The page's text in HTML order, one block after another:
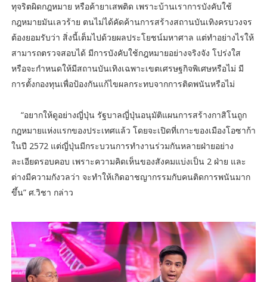
ทุจริตผิดกฎหมาย หรือค้ายาเสพติด เพราะบ้านเราการบังคับใช้
กฎหมายมันเลวร้าย ตนไม่ได้คัดค้านการสร้างสถานบันเทิงครบวงจร
ต้องยอมรับว่า สิ่งนี้เต็มไปด้วยผลประโยชน์มหาศาล แต่ทำอย่างไรให้
สามารถตรวจสอบได้ มีการบังคับใช้กฎหมายอย่างจริงจัง โปร่งใส
หรือจะกำหนดให้มีสถานบันเทิงเฉพาะเขตเศรษฐกิจพิเศษหรือไม่ มี
การตั้งกองทุนเพื่อป้องกันแก้ไขผลกระทบจากการติดพนันหรือไม่
“อยากให้ดูอย่างญี่ปุ่น รัฐบาลญี่ปุ่นอนุมัติแผนการสร้างกาสิโนถูก
กฎหมายแห่งแรกของประเทศแล้ว โดยจะเปิดที่เกาะของเมืองโอซาก้า
ในปี 2572 แต่ญี่ปุ่นมีกระบวนการทำงานร่วมกันหลายฝ่ายอย่าง
ละเอียดรอบคอบ เพราะความคิดเห็นของสังคมแบ่งเป็น 2 ฝ่าย และ
ต่างมีความกังวลว่า จะทำให้เกิดอาชญากรรมกับคนติดการพนันมาก
ขึ้น” ศ.วิชา กล่าว